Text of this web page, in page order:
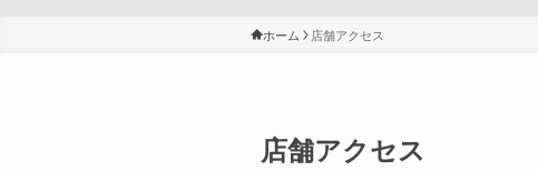
ホーム 店舗アクセス
店舗アクセス